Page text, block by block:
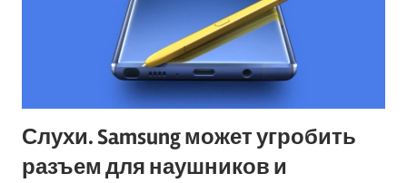
Слухи. Samsung может угробить
разъем для наушников и